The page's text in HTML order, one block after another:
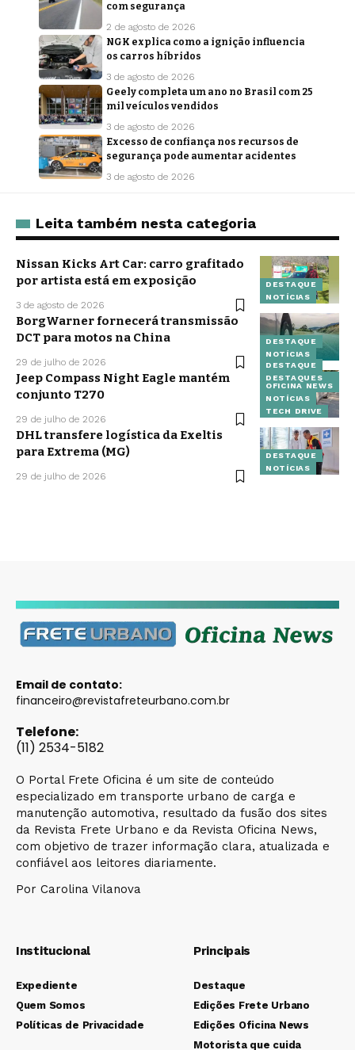
com segurança
2 de agosto de 2026
NGK explica como a ignição influencia
os carros híbridos
3 de agosto de 2026
Geely completa um ano no Brasil com 25
mil veículos vendidos
3 de agosto de 2026
Excesso de confiança nos recursos de
segurança pode aumentar acidentes
3 de agosto de 2026
Leita também nesta categoria
DESTAQUE
NOTÍCIAS
Nissan Kicks Art Car: carro grafitado
por artista está em exposição
3 de agosto de 2026
DESTAQUE
NOTÍCIAS
BorgWarner fornecerá transmissão
DCT para motos na China
29 de julho de 2026
DESTAQUE
DESTAQUES
OFICINA NEWS
NOTÍCIAS
TECH DRIVE
Jeep Compass Night Eagle mantém
conjunto T270
29 de julho de 2026
DESTAQUE
NOTÍCIAS
DHL transfere logística da Exeltis
para Extrema (MG)
29 de julho de 2026
Email de contato:
financeiro@revistafreteurbano.com.br
Telefone:
(11) 2534-5182
O Portal Frete Oficina é um site de conteúdo
especializado em transporte urbano de carga e
manutenção automotiva, resultado da fusão dos sites
da Revista Frete Urbano e da Revista Oficina News,
com objetivo de trazer informação clara, atualizada e
confiável aos leitores diariamente.
Por Carolina Vilanova
Institucional
Expediente
Quem Somos
Políticas de Privacidade
Principais
Destaque
Edições Frete Urbano
Edições Oficina News
Motorista que cuida